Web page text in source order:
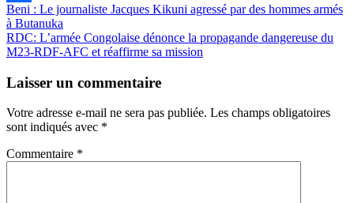
Partager
Navigation
de
l’article
Beni : Le journaliste Jacques Kikuni agressé par des hommes armés
à Butanuka
RDC: L’armée Congolaise dénonce la propagande dangereuse du
M23-RDF-AFC et réaffirme sa mission
Laisser un commentaire
Votre adresse e-mail ne sera pas publiée. Les champs obligatoires
sont indiqués avec *
Commentaire *